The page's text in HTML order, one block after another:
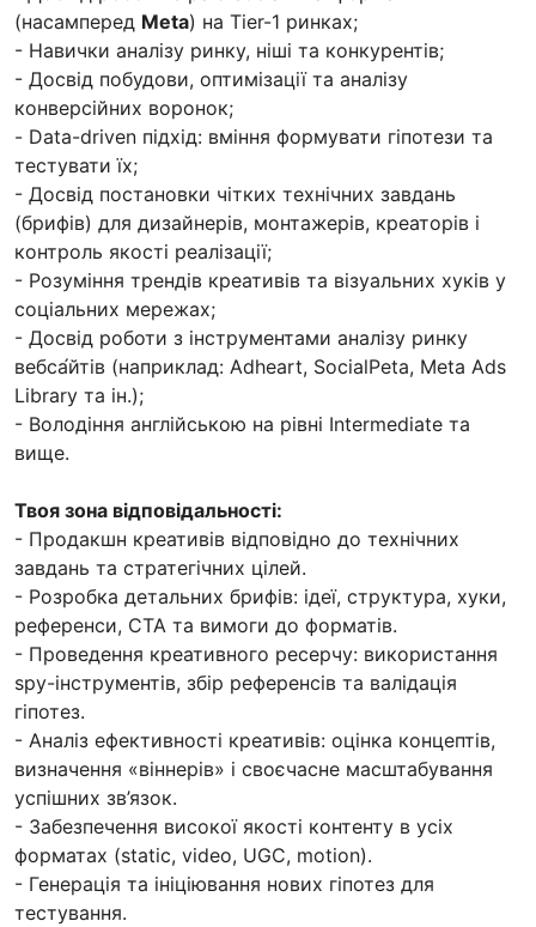
(насамперед Meta) на Tier-1 ринках;
- Навички аналізу ринку, ніші та конкурентів;
- Досвід побудови, оптимізації та аналізу
конверсійних воронок;
- Data-driven підхід: вміння формувати гіпотези та
тестувати їх;
- Досвід постановки чітких технічних завдань
(брифів) для дизайнерів, монтажерів, креаторів і
контроль якості реалізації;
- Розуміння трендів креативів та візуальних хуків у
соціальних мережах;
- Досвід роботи з інструментами аналізу ринку
вебса́йтів (наприклад: Adheart, SocialPeta, Meta Ads
Library та ін.);
- Володіння англійською на рівні Intermediate та
вище.
Твоя зона відповідальності:
- Продакшн креативів відповідно до технічних
завдань та стратегічних цілей.
- Розробка детальних брифів: ідеї, структура, хуки,
референси, CTA та вимоги до форматів.
- Проведення креативного ресерчу: використання
spy-інструментів, збір референсів та валідація
гіпотез.
- Аналіз ефективності креативів: оцінка концептів,
визначення «віннерів» і своєчасне масштабування
успішних зв’язок.
- Забезпечення високої якості контенту в усіх
форматах (static, video, UGC, motion).
- Генерація та ініціювання нових гіпотез для
тестування.